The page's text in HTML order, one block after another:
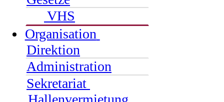
VHS
Organisation
Direktion
Administration
Sekretariat